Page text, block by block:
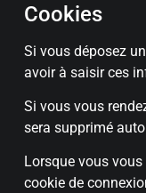
Cookies
Si vous déposez
avoir à saisir ces
Si vous vous
sera supprimé
Lorsque vous
cookie de